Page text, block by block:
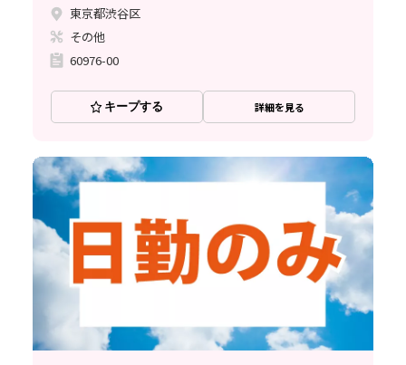
東京都渋谷区
その他
60976-00
キープする 詳細を見る